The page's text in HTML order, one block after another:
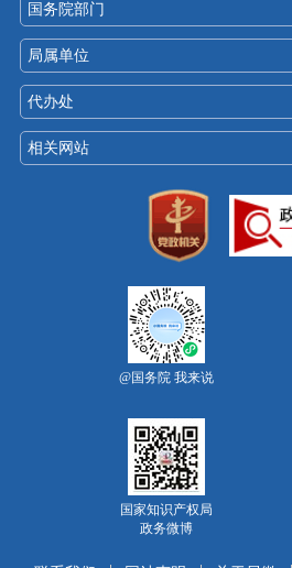
国务院部门
局属单位
代办处
相关网站
@国务院 我来说
国家知识产权局
政务微博